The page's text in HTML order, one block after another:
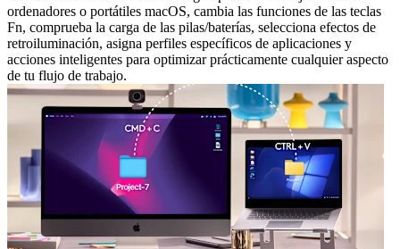
ordenadores o portátiles macOS, cambia las funciones de las teclas
Fn, comprueba la carga de las pilas/baterías, selecciona efectos de
retroiluminación, asigna perfiles específicos de aplicaciones y
acciones inteligentes para optimizar prácticamente cualquier aspecto
de tu flujo de trabajo.